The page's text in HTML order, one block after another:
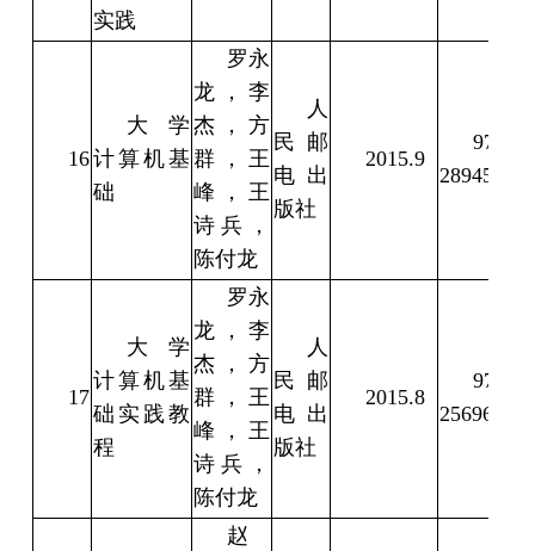
实践
16
大学
计算机基
础
罗永
龙，李
杰，方
群，王
峰，王
诗兵，
陈付龙
人
民邮
电出
版社
2015.9
978-7-
28945-2
17
大学
计算机基
础实践教
程
罗永
龙，李
杰，方
群，王
峰，王
诗兵，
陈付龙
人
民邮
电出
版社
2015.8
978-7-
25696-6
赵